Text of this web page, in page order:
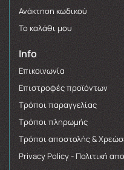
Ανάκτηση κωδικού
Το καλάθι μου
Info
Επικοινωνία
Επιστροφές προϊόντων
Τρόποι παραγγελίας
Τρόποι πληρωμής
Τρόποι αποστολής &
Privacy Policy - Πολιτική